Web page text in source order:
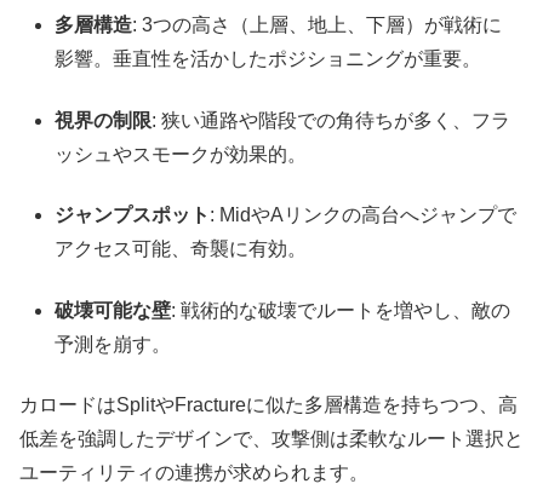
多層構造: 3つの高さ（上層、地上、下層）が戦術に
影響。垂直性を活かしたポジショニングが重要。
視界の制限: 狭い通路や階段での角待ちが多く、フラ
ッシュやスモークが効果的。
ジャンプスポット : MidやAリンクの高台へジャンプで
アクセス可能、奇襲に有効。
破壊可能な壁: 戦術的な破壊でルートを増やし、敵の
予測を崩す。
カロードはSplitやFractureに似た多層構造を持ちつつ、高
低差を強調したデザインで、攻撃側は柔軟なルート選択と
ユーティリティの連携が求められます。